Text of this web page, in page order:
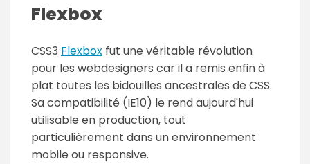
Flexbox
CSS3 Flexbox fut une véritable révolution
pour les webdesigners car il a remis enfin à
plat toutes les bidouilles ancestrales de CSS.
Sa compatibilité (IE10) le rend aujourd'hui
utilisable en production, tout
particulièrement dans un environnement
mobile ou responsive.